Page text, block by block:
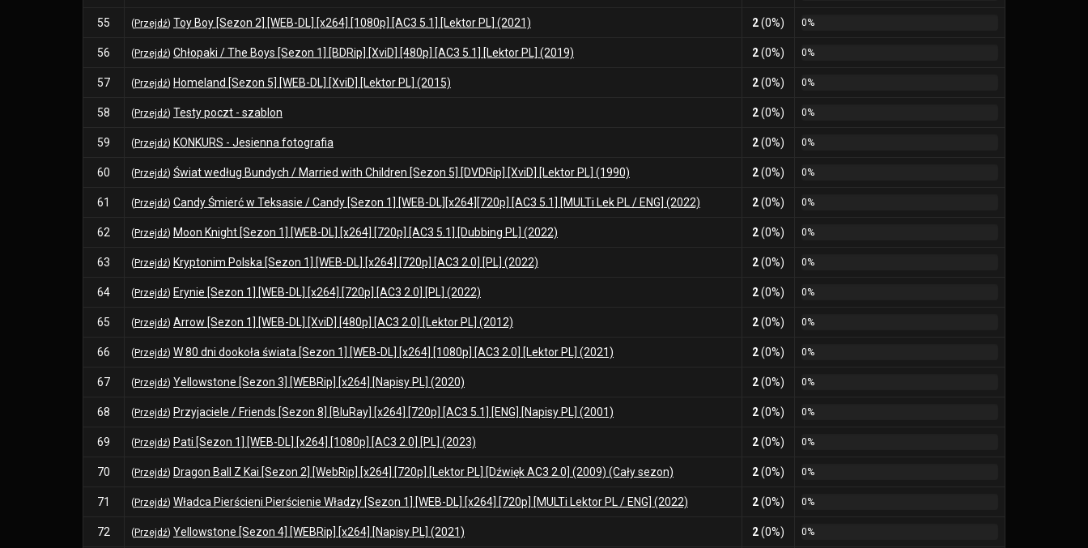
55 ( Przejdź) Toy Boy [Sezon 2] [WEB-DL] [x264] [1080p] [AC3 5.1] [Lektor PL] (2021) 2(0%) 0%
56 ( Przejdź) Chłopaki / The Boys [Sezon 1] [BDRip] [XviD] [480p] [AC3 5.1] [Lektor PL] (2019) 2(0%) 0%
57 ( Przejdź) Homeland [Sezon 5] [WEB-DL] [XviD] [Lektor PL] (2015) 2(0%) 0%
58 ( Przejdź) Testy poczt - szablon 2(0%) 0%
59 ( Przejdź) KONKURS - Jesienna fotografia 2(0%) 0%
60 ( Przejdź) Świat według Bundych / Married with Children [Sezon 5] [DVDRip] [XviD] [Lektor PL] (1990) 2(0%) 0%
61 ( Przejdź) Candy Śmierć w Teksasie / Candy [Sezon 1] [WEB-DL][x264][720p] [AC3 5.1] [MULTi Lek PL / ENG] (2022) 2(0%) 0%
62 ( Przejdź) Moon Knight [Sezon 1] [WEB-DL] [x264] [720p] [AC3 5.1] [Dubbing PL] (2022) 2(0%) 0%
63 ( Przejdź) Kryptonim Polska [Sezon 1] [WEB-DL] [x264] [720p] [AC3 2.0] [PL] (2022) 2(0%) 0%
64 ( Przejdź) Erynie [Sezon 1] [WEB-DL] [x264] [720p] [AC3 2.0] [PL] (2022) 2(0%) 0%
65 ( Przejdź) Arrow [Sezon 1] [WEB-DL] [XviD] [480p] [AC3 2.0] [Lektor PL] (2012) 2(0%) 0%
66 ( Przejdź) W 80 dni dookoła świata [Sezon 1] [WEB-DL] [x264] [1080p] [AC3 2.0] [Lektor PL] (2021) 2(0%) 0%
67 ( Przejdź) Yellowstone [Sezon 3] [WEBRip] [x264] [Napisy PL] (2020) 2(0%) 0%
68 ( Przejdź) Przyjaciele / Friends [Sezon 8] [BluRay] [x264] [720p] [AC3 5.1] [ENG] [Napisy PL] (2001) 2(0%) 0%
69 ( Przejdź) Pati [Sezon 1] [WEB-DL] [x264] [1080p] [AC3 2.0] [PL] (2023) 2(0%) 0%
70 ( Przejdź) Dragon Ball Z Kai [Sezon 2] [WebRip] [x264] [720p] [Lektor PL] [Dźwięk AC3 2.0] (2009) (Cały sezon) 2(0%) 0%
71 ( Przejdź) Władca Pierścieni Pierścienie Władzy [Sezon 1] [WEB-DL] [x264] [720p] [MULTi Lektor PL / ENG] (2022) 2(0%) 0%
72 ( Przejdź) Yellowstone [Sezon 4] [WEBRip] [x264] [Napisy PL] (2021) 2(0%) 0%